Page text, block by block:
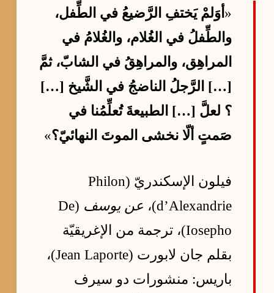
« أوَلمْ يَختفِ الرَّضيعُ في الطِّفل،
والطِّفلُ في الغُلام، والغُلامُ في
المراهِق، والمراهِقُ في الشابّ، ثمَّ
[…] الرَّجلُ الناضجُ في الشَّيخ […]
؟ لعلَّ […] الطبيعةَ تُعلِّمُنا في
صَمتٍ ألّا نخشى الموتَ النهائيّ؟»
فيلون الإسكندريّ (Philon
d’Alexandrie)،
عن يوسف
(De
Iosepho)، ترجمة من الإغريقيّة
بقلم جان لابورت (Jean Laporte)،
باريس: منشورات دو سيرف